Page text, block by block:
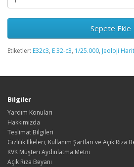
Sepete Ekle
Etiketler: E32c3, E 32-c3, 1/25.000, Jeoloji
Bilgiler
Yardım Konuları
Hakkımızda
Teslimat Bilgileri
Gizlilik İlkeleri, Kullanım Şartları ve Açık Rıza
KVK Müşteri Aydınlatma Metni
Açık Rıza Beyanı